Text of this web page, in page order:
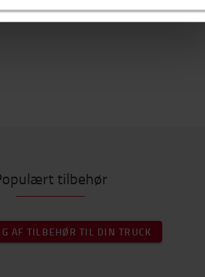
tilbehør
AF TILBEHØR TIL DIN TRUCK